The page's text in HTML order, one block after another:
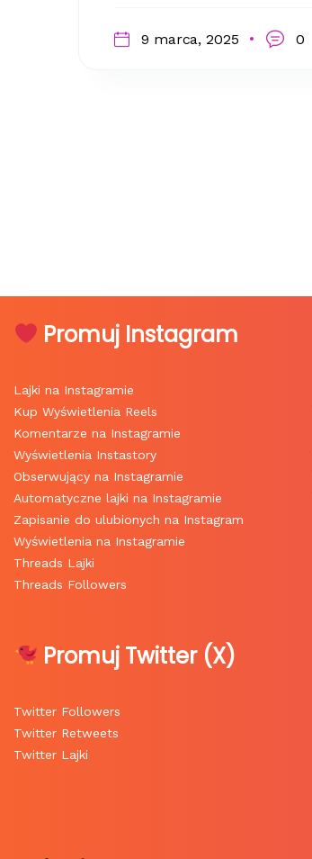
9 marca, 2025 0
Promuj Instagram
Lajki na Instagramie
Kup Wyświetlenia Reels
Komentarze na Instagramie
Wyświetlenia Instastory
Obserwujący na Instagramie
Automatyczne lajki na Instagramie
Zapisanie do ulubionych na Instagram
Wyświetlenia na Instagramie
Threads Lajki
Threads Followers
Promuj Twitter (X)
Twitter Followers
Twitter Retweets
Twitter Lajki